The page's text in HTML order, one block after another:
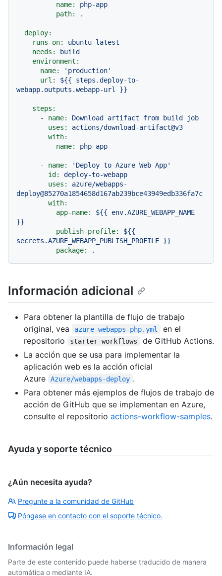
name:
php-app
path:
.
deploy:
runs-on:
ubuntu-latest
needs:
build
environment:
name:
'production'
url:
${{
steps.deploy-to-
webapp.outputs.webapp-url
}}
steps:
-
name: Download artifact from build
job
uses:
actions/download-artifact@v3
with:
name:
php-app
- name:
'Deploy to Azure Web App'
id:
deploy-to-webapp
uses:
azure/webapps-
deploy@85270a1854658d167ab239bce43949edb336fa7c
with:
app-name:
${{
env.AZURE_WEBAPP_NAME
}}
publish-profile:
${{
secrets.AZURE_WEBAPP_PUBLISH_PROFILE }}
package:
.
Información adicional
Para obtener la plantilla de flujo de trabajo
original, vea
azure-webapps-php.yml
en el
repositorio
starter-workflows
de GitHub Actions.
La acción que se usa para implementar la
aplicación web es la acción oficial
Azure
Azure/webapps-deploy .
Para obtener más ejemplos de flujos de trabajo de
acción de GitHub que se implementan en Azure,
consulte el repositorio actions-workflow-samples.
Ayuda y soporte técnico
¿Aún necesita ayuda?
Pregunte a la comunidad de GitHub
Póngase en contacto con el soporte técnico.
Información legal
Parte de este contenido puede haberse traducido de manera
automática o mediante IA.